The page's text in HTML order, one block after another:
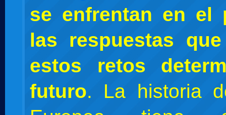
se enfrentan en el
las respuestas
estos retos
futuro. La historia